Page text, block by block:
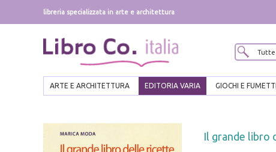
libreria specializzata in arte e architettura
ARTE E ARCHITETTURA EDITORIA VARIA GIOCHI E FUMETTI
Il grande libro